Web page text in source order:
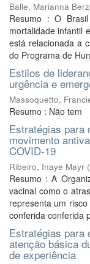
Balle, Marianna
Resumo : O
mortalidade infantil
está relacionada a
do Programa de
Estilos de
urgência e
Massoquetto,
Resumo : Não tem
Estratégias para
movimento
COVID-19
Ribeiro, Inaye Mayr (
Resumo : A
vacinal como o
representa um
conferida conferida
Estratégias para
atenção básica
de experiência